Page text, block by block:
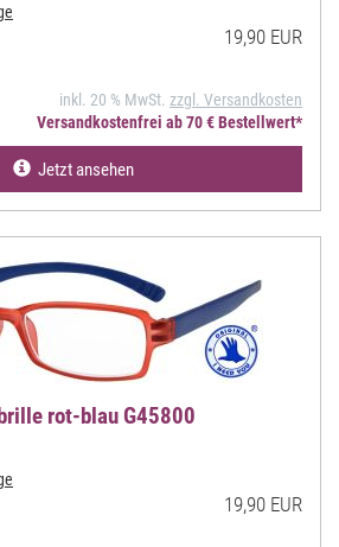
19,90 EUR
inkl. 20 % MwSt. zzgl. Versandkosten
Versandkostenfrei ab 70 € Bestellwert*
Jetzt ansehen
rot-blau G45800
19,90 EUR